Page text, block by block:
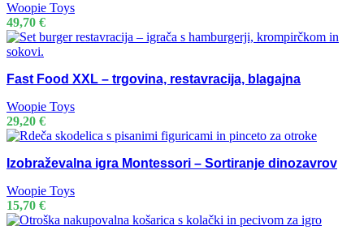
Woopie Toys
49,70 €
Fast Food XXL – trgovina, restavracija, blagajna
Woopie Toys
29,20 €
Izobraževalna igra Montessori – Sortiranje dinozavrov
Woopie Toys
15,70 €